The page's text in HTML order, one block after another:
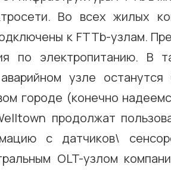
Во всех жилых
к FTTb-узлам.
по электропитанию. В
узле
городе (конечно
продолжат
с датчиков\
OLT-узлом